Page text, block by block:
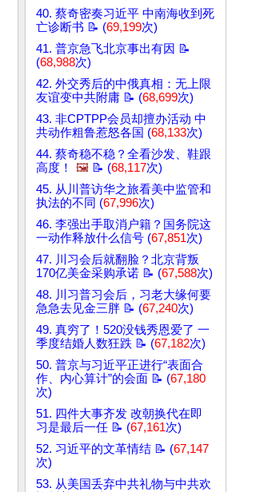
40. 蔡奇密奏习近平 中南海收到死
亡诊断书 📝 (69,199次)
41. 普京急飞北京事出有因 📝
(68,988次)
42. 外交秀后的中俄真相：无上限
友谊变中共附庸 📝 (68,699次)
43. 非CPTPP会员却擅办活动 中
共动作粗鲁惹怒各国 (68,133次)
44. 蔡奇稳不稳？全看沙发、鞋跟
高度！
🖼️ 📝 (68,117次)
45. 从川普访华之旅看美中监管和
执法的不同 (67,996次)
46. 李强出手取消户籍？国务院这
一动作释放什么信号 (67,851次)
47. 川习会后就翻脸？北京背叛
170亿美金采购承诺 📝 (67,588次)
48. 川习普习会后，习老大缘何要
急急去见金三胖 📝 (67,240次)
49. 真穷了！520没钱秀恩爱了 一
季度结婚人数狂跌 📝 (67,182次)
50. 普京与习近平正进行“表面合
作、内心算计”的会面 📝 (67,180
次)
51. 四件大事齐发 改朝换代在即
习是最后一任 📝 (67,161次)
52. 习近平的文革情结 📝 (67,147
次)
53. 从美国丢弃中共礼物与中共欢